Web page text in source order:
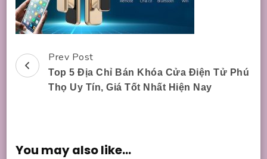
Post
Navigation
Prev Post
Top 5 Địa Chỉ Bán Khóa Cửa Điện Tử Phú
Thọ Uy Tín, Giá Tốt Nhất Hiện Nay
You may also like...